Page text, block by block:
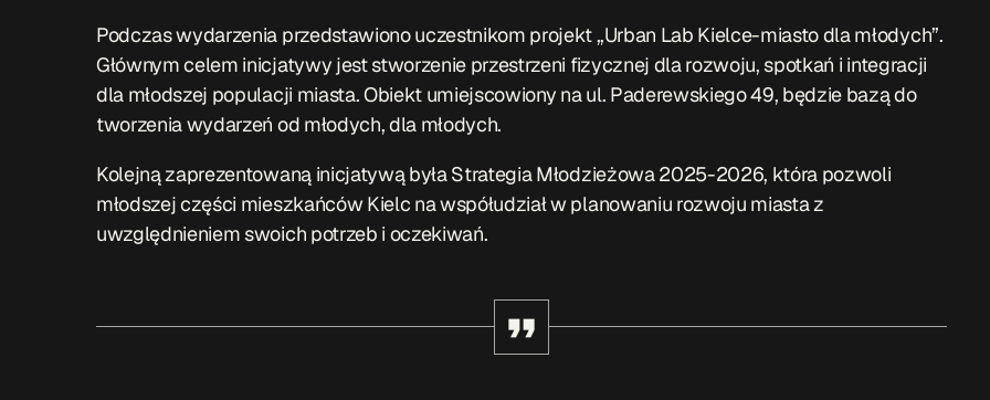
Podczas wydarzenia przedstawiono uczestnikom projekt „Urban Lab Kielce-miasto dla młodych”.
Głównym celem inicjatywy jest stworzenie przestrzeni fizycznej dla rozwoju, spotkań i integracji
dla młodszej populacji miasta. Obiekt umiejscowiony na ul. Paderewskiego 49, będzie bazą do
tworzenia wydarzeń od młodych, dla młodych.
Kolejną zaprezentowaną inicjatywą była Strategia Młodzieżowa 2025-2026, która pozwoli
młodszej części mieszkańców Kielc na współudział w planowaniu rozwoju miasta z
uwzględnieniem swoich potrzeb i oczekiwań.